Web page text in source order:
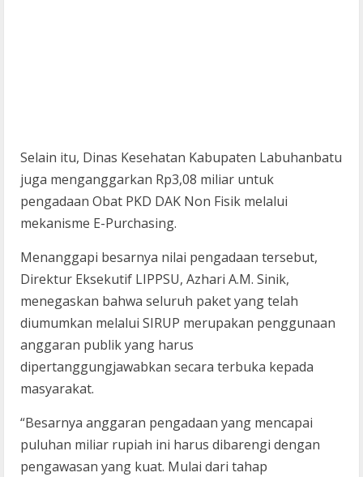
Selain itu, Dinas Kesehatan Kabupaten Labuhanbatu
juga menganggarkan Rp3,08 miliar untuk
pengadaan Obat PKD DAK Non Fisik melalui
mekanisme E-Purchasing.
Menanggapi besarnya nilai pengadaan tersebut,
Direktur Eksekutif LIPPSU, Azhari A.M. Sinik,
menegaskan bahwa seluruh paket yang telah
diumumkan melalui SIRUP merupakan penggunaan
anggaran publik yang harus
dipertanggungjawabkan secara terbuka kepada
masyarakat.
“Besarnya anggaran pengadaan yang mencapai
puluhan miliar rupiah ini harus dibarengi dengan
pengawasan yang kuat. Mulai dari tahap